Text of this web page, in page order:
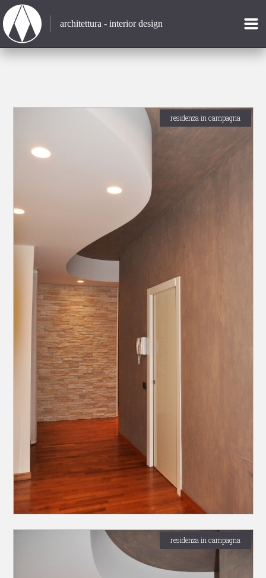
architettura - interior design
residenza in campagna
residenza in campagna